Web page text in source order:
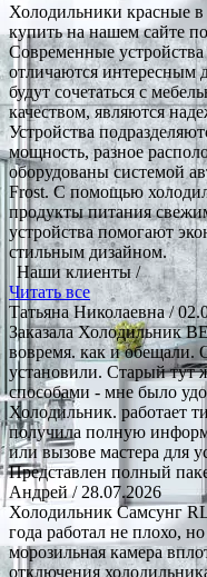
Холодильники красные
купить на нашем сайте
Современные
отличаются интересным
будут сочетаться с
качеством, являются
Устройства
мощность, разное
оборудованы системой
Frost. С помощью
продукты питания
устройства помогают
стильным дизайном.
Наши клиенты /
Читать все
Татьяна Николаевна/
Заказала Холодильник
вовремя. как и обещали.
установили. Старый тут
способами - мне было
Холодильник. работает
получила полную
или вызове мастера для
Представлен полный
Андрей/ 28.07.2026
Холодильник Самсунг
года работал не плохо,
морозильная камера
отключения